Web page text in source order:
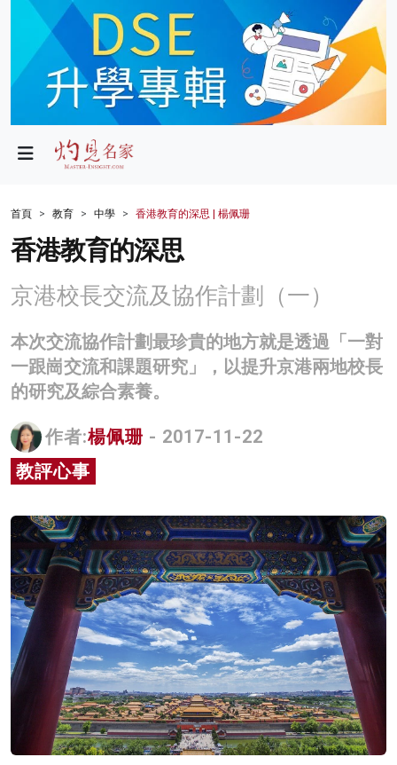
政局
財經
生活
科技
影片
名家榜
灼見活動
首頁 教育 中學 香港教育的深思 | 楊佩珊
香港教育的深思
京港校長交流及協作計劃（一）
本次交流協作計劃最珍貴的地方就是透過「一對
一跟崗交流和課題研究」，以提升京港兩地校長
的研究及綜合素養。
作者:楊佩珊 - 2017-11-22
教評心事